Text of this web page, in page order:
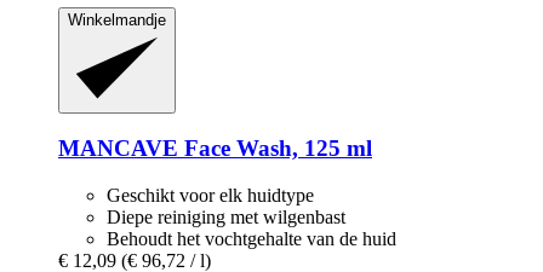
Winkelmandje
MANCAVE Face Wash, 125 ml
Geschikt voor elk huidtype
Diepe reiniging met wilgenbast
Behoudt het vochtgehalte van de huid
€ 12,09 (€ 96,72 / l)